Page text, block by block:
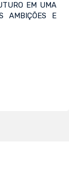
EM UMA
AMBIÇÕES E